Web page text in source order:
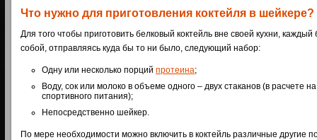
Что нужно для приготовления коктейля в шейкере?
Для того чтобы приготовить белковый коктейль вне своей кухни,
собой, отправляясь куда бы то ни было, следующий набор:
Одну или несколько порций протеина;
Воду, сок или молоко в объеме одного – двух стаканов (в расчете
спортивного питания);
Непосредственно шейкер.
По мере необходимости можно включить в коктейль различные другие